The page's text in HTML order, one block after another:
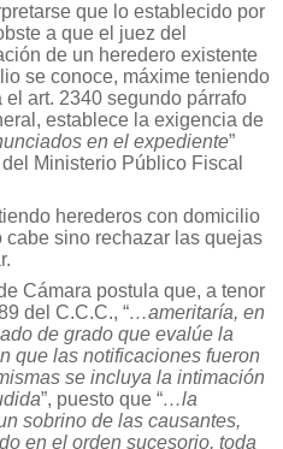
que lo establecido por
a que el juez del
de un heredero existente
se conoce, máxime teniendo
art. 2340 segundo párrafo
establece la exigencia de
en el expediente”
Ministerio Público Fiscal
herederos con domicilio
sino rechazar las quejas
Cámara postula que, a tenor
del C.C.C., “…ameritaría, en
de grado que evalúe la
que las notificaciones fueron
se incluya la intimación
”, puesto que “…la
sobrino de las causantes,
en el orden sucesorio, toda